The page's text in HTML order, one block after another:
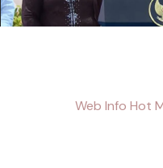
Web Info Hot